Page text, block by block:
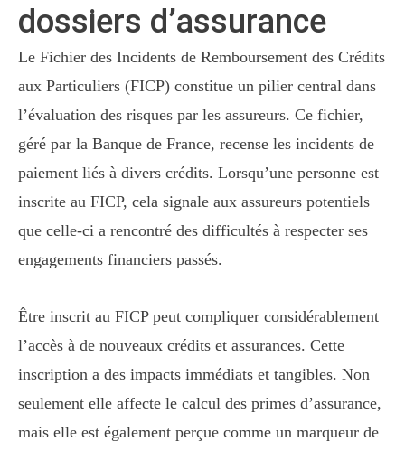
dossiers d’assurance
Le Fichier des Incidents de Remboursement des Crédits
aux Particuliers (FICP) constitue un pilier central dans
l’évaluation des risques par les assureurs. Ce fichier,
géré par la Banque de France, recense les incidents de
paiement liés à divers crédits. Lorsqu’une personne est
inscrite au FICP, cela signale aux assureurs potentiels
que celle-ci a rencontré des difficultés à respecter ses
engagements financiers passés.
Être inscrit au FICP peut compliquer considérablement
l’accès à de nouveaux crédits et assurances. Cette
inscription a des impacts immédiats et tangibles. Non
seulement elle affecte le calcul des primes d’assurance,
mais elle est également perçue comme un marqueur de